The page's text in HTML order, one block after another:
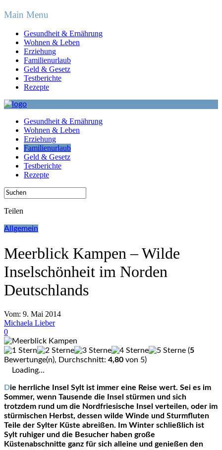
Main Menu
Gesundheit & Ernährung
Wohnen & Leben
Erziehung
Familienurlaub
Geld & Gesetz
Testberichte
Rezepte
Gesundheit & Ernährung
Wohnen & Leben
Erziehung
Familienurlaub
Geld & Gesetz
Testberichte
Rezepte
Teilen
Allgemein
Meerblick Kampen – Wilde
Inselschönheit im Norden
Deutschlands
Vom: 9. Mai 2014
Michaela Lieber
0
(5
Bewertunge(n), Durchschnitt: 4,80 von 5)
Loading...
Die herrliche Insel Sylt ist immer eine Reise wert. Sei es im
Sommer, wenn Tausende die Insel stürmen und sich
trotzdem rund um die Nordfriesische Insel verteilen, oder im
stürmischen Herbst, dessen wilde Winde und Sturmfluten
Teile der Sylter Küste abreißen. Im Winter schließlich ist
Sylt ruhiger und die Besucher haben große
Küstenabschnitte ganz für sich alleine und genießen den